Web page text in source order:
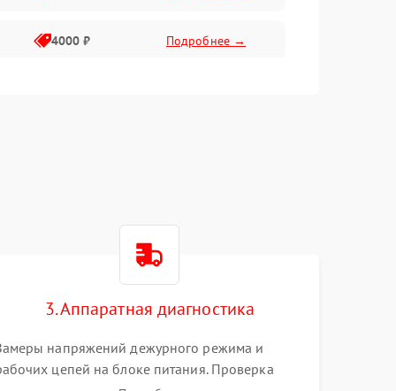
4000 ₽ Подробнее →
3. Аппаратная диагностика
напряжений дежурного режима и
цепей на блоке питания. Проверка